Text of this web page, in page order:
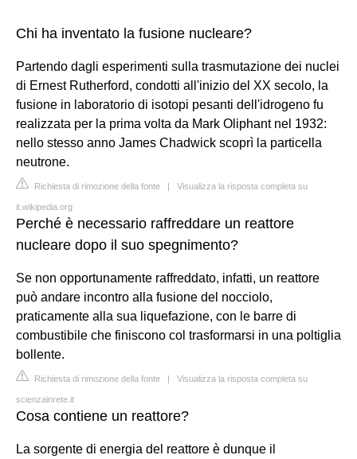
Chi ha inventato la fusione nucleare?
Partendo dagli esperimenti sulla trasmutazione dei nuclei
di Ernest Rutherford, condotti all'inizio del XX secolo, la
fusione in laboratorio di isotopi pesanti dell'idrogeno fu
realizzata per la prima volta da Mark Oliphant nel 1932:
nello stesso anno James Chadwick scoprì la particella
neutrone.
Richiesta di rimozione della fonte | Visualizza la risposta completa su
it.wikipedia.org
Perché è necessario raffreddare un reattore
nucleare dopo il suo spegnimento?
Se non opportunamente raffreddato, infatti, un reattore
può andare incontro alla fusione del nocciolo,
praticamente alla sua liquefazione, con le barre di
combustibile che finiscono col trasformarsi in una poltiglia
bollente.
Richiesta di rimozione della fonte | Visualizza la risposta completa su
scienzainrete.it
Cosa contiene un reattore?
La sorgente di energia del reattore è dunque il